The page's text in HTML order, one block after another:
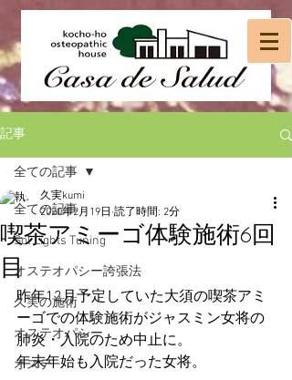
記事
全ての記事
Sol Lights Tuning
オステオパシー誇張法
久実の施術
オステオパシー
オステ
全ての記事
喫茶アミーゴ体験施術6回
目
久実kumi
2020年2月19日 読了時間: 2分
昨年12月予定していた大須の喫茶アミ
ーゴでの体験施術がジャスミン女将の
肺炎・入院のため中止に。
年末年始も入院だった女将。